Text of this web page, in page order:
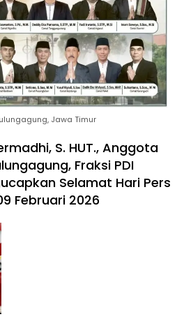
Jawa Timur
S. HUT., Anggota
Fraksi PDI
Selamat Hari Pers
Februari 2026